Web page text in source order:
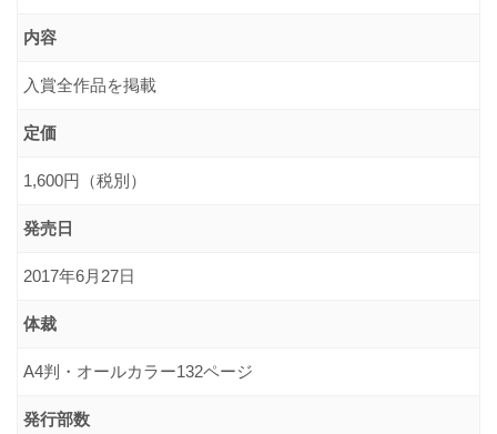
内容
入賞全作品を掲載
定価
1,600円（税別）
発売日
2017年6月27日
体裁
A4判・オールカラー132ページ
発行部数